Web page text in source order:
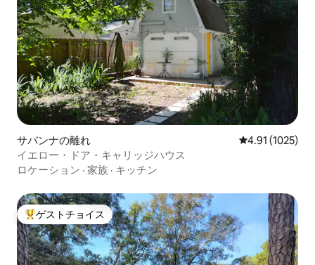
サバンナの離れ レビュー1025
4.91 (1025)
イエロー・ドア・キャリッジハウス
ロケーション · 家族 · キッチン
大好評のゲストチョイスです。
ゲストチョイス